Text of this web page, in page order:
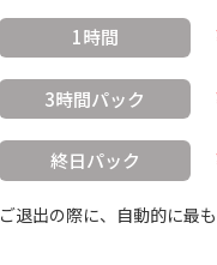
1時間
3時間パック
終日パック
ご退出の際に、自動的に最